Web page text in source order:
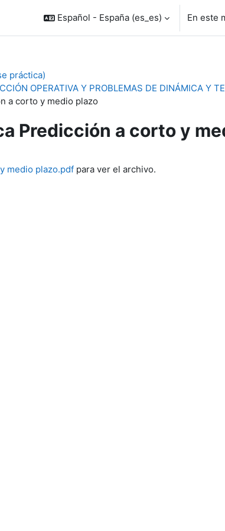
Español - España ‎(es_es)‎ En este
práctica)
OPERATIVA Y PROBLEMAS DE DINÁMICA Y
a corto y medio plazo
Predicción a corto y
medio plazo.pdf para ver el archivo.